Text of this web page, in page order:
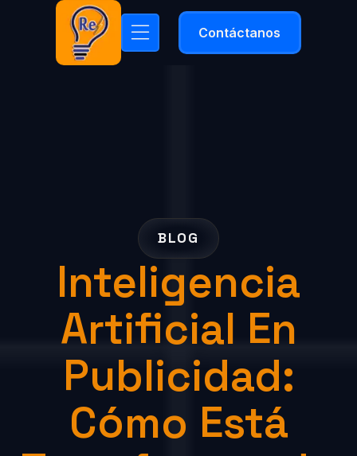
Contáctanos
BLOG
Inteligencia
Artificial En
Publicidad:
Cómo Está